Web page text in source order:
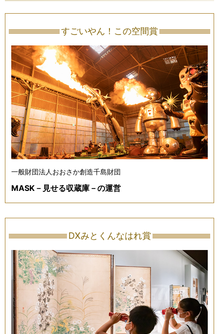
すごいやん！この空間賞
一般財団法人おおさか創造千島財団
MASK－見せる収蔵庫－の運営
DXみとくんなはれ賞